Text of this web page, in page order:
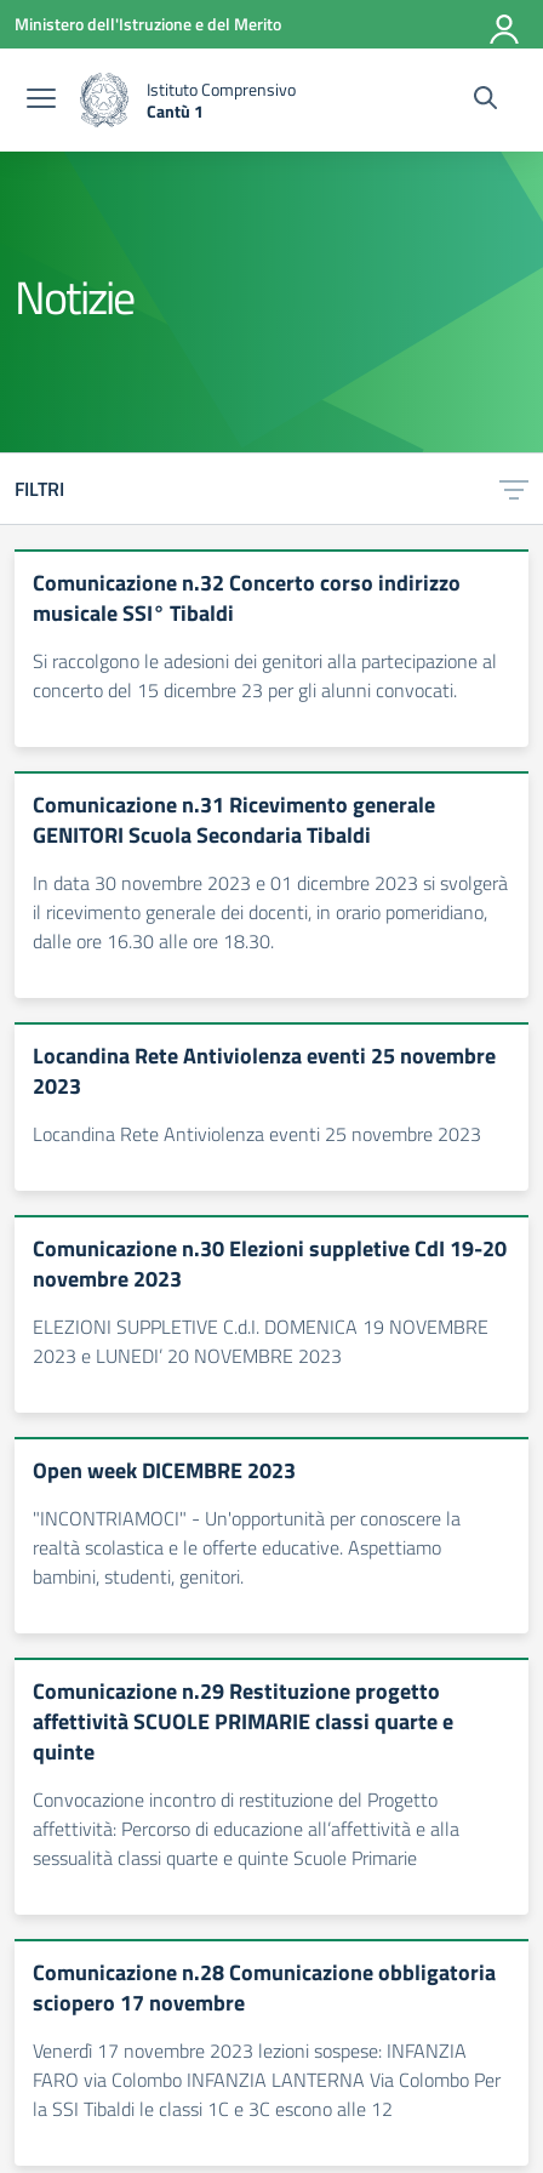
Vai ai contenuti
Vai al menu di navigazione
Vai al footer
Ministero dell'Istruzione e del Merito
Istituto Comprensivo
Cantù 1
Notizie
FILTRI
Comunicazione n.32 Concerto corso indirizzo
musicale SSI° Tibaldi
Si raccolgono le adesioni dei genitori alla partecipazione al
concerto del 15 dicembre 23 per gli alunni convocati.
Comunicazione n.31 Ricevimento generale
GENITORI Scuola Secondaria Tibaldi
In data 30 novembre 2023 e 01 dicembre 2023 si svolgerà
il ricevimento generale dei docenti, in orario pomeridiano,
dalle ore 16.30 alle ore 18.30.
Locandina Rete Antiviolenza eventi 25 novembre
2023
Locandina Rete Antiviolenza eventi 25 novembre 2023
Comunicazione n.30 Elezioni suppletive CdI 19-20
novembre 2023
ELEZIONI SUPPLETIVE C.d.I. DOMENICA 19 NOVEMBRE
2023 e LUNEDI’ 20 NOVEMBRE 2023
Open week DICEMBRE 2023
"INCONTRIAMOCI" - Un'opportunità per conoscere la
realtà scolastica e le offerte educative. Aspettiamo
bambini, studenti, genitori.
Comunicazione n.29 Restituzione progetto
affettività SCUOLE PRIMARIE classi quarte e
quinte
Convocazione incontro di restituzione del Progetto
affettività: Percorso di educazione all’affettività e alla
sessualità classi quarte e quinte Scuole Primarie
Comunicazione n.28 Comunicazione obbligatoria
sciopero 17 novembre
Venerdì 17 novembre 2023 lezioni sospese: INFANZIA
FARO via Colombo INFANZIA LANTERNA Via Colombo Per
la SSI Tibaldi le classi 1C e 3C escono alle 12